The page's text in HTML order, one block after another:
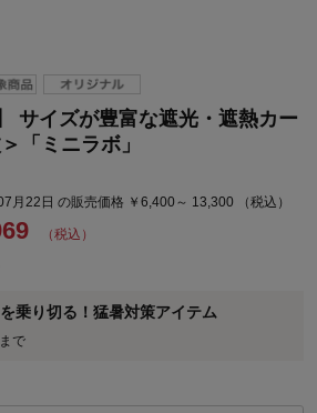
サイズが豊富な遮光・遮熱カー
「ミニラボ」
月22日 の販売価格 ￥6,400～ 13,300 （税込）
（税込）
乗り切る！猛暑対策アイテム
で